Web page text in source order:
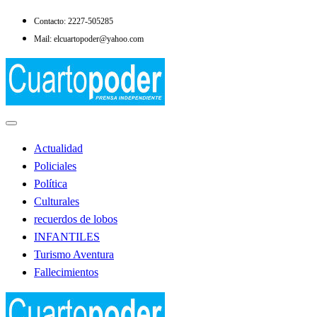
Saltar
Contacto: 2227-505285
Mail: elcuartopoder@yahoo.com
El Cuarto Poder
Actualidad
Policiales
Política
Culturales
recuerdos de lobos
INFANTILES
Turismo Aventura
Fallecimientos